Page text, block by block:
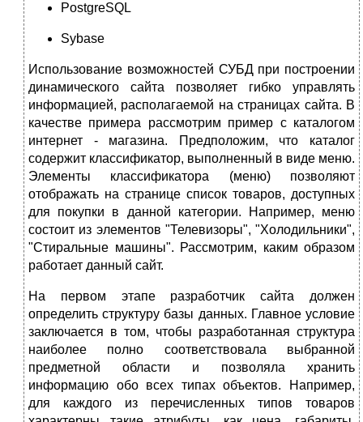
PostgreSQL
Sybase
Использование возможностей СУБД при построении
динамического сайта позволяет гибко управлять
информацией, располагаемой на страницах сайта. В
качестве примера рассмотрим пример с каталогом
интернет - магазина. Предположим, что каталог
содержит классификатор, выполненный в виде меню.
Элементы классификатора (меню) позволяют
отображать на странице список товаров, доступных
для покупки в данной категории. Например, меню
состоит из элементов "Телевизоры", "Холодильники",
"Стиральные машины". Рассмотрим, каким образом
работает данный сайт.
На первом этапе разработчик сайта должен
определить структуру базы данных. Главное условие
заключается в том, чтобы разработанная структура
наиболее полно соответствовала выбранной
предметной области и позволяла хранить
информацию обо всех типах объектов. Например,
для каждого из перечисленных типов товаров